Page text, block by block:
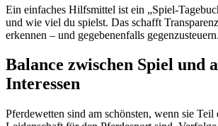
Ein einfaches Hilfsmittel ist ein „Spiel-
und wie viel du spielst. Das schafft
erkennen – und gegebenenfalls gegenzusteuern.
Balance zwischen Spiel und
Interessen
Pferdewetten sind am schönsten, wenn sie Teil